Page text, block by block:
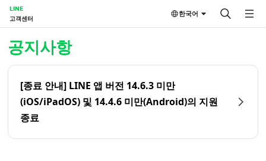
LINE
고객센터
한국어
공지사항
[종료 안내] LINE 앱 버전 14.6.3 미만
(iOS/iPadOS) 및 14.4.6 미만(Android)의 지원
종료